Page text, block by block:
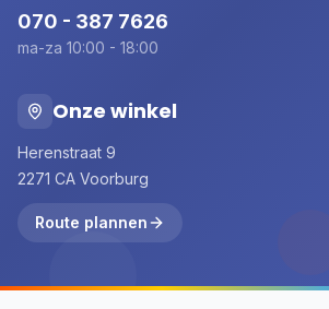
070 - 387 7626
ma-za 10:00 - 18:00
Onze winkel
Herenstraat 9
2271 CA Voorburg
Route plannen